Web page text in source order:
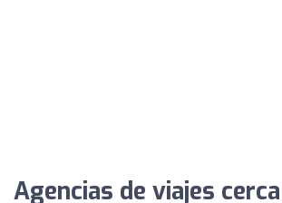
Agencias de viajes